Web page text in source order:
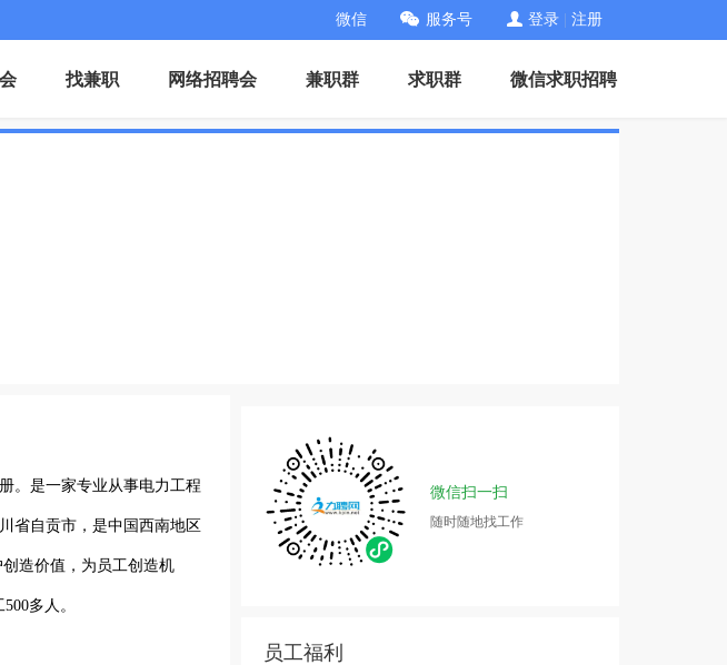
微信 服务号 登录 注册
找兼职 网络招聘会 兼职群 求职群 微信求职招聘
。是一家专业从事电力工程
省自贡市，是中国西南地区
造价值，为员工创造机
多人。
微信扫一扫
随时随地找工作
员工福利